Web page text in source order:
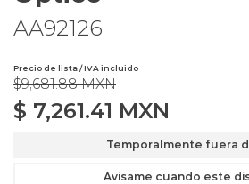
AA92126
Precio de lista / IVA incluido
$9,681.88 MXN
$ 7,261.41 MXN
Temporalmente fuera
Avisame cuando este